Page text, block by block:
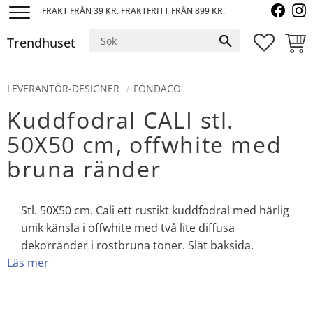
FRAKT FRÅN 39 KR. FRAKTFRITT FRÅN 899 KR.
Trendhuset
LEVERANTÖR-DESIGNER FONDACO
Kuddfodral CALI stl.
50X50 cm, offwhite med
bruna ränder
Stl. 50X50 cm. Cali ett rustikt kuddfodral med härlig
unik känsla i offwhite med två lite diffusa
dekorränder i rostbruna toner. Slät baksida.
Läs mer